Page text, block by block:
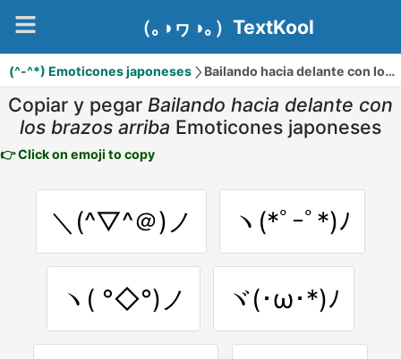
（｡◑ヮ◑｡）TextKool
(^-^*) Emoticones japoneses Bailando hacia delante con los brazos arriba
Copiar y pegar Bailando hacia delante con
los brazos arriba Emoticones japoneses
👉 Click on emoji to copy
＼(^▽^＠)ノ ヽ(*ﾟｰﾟ*)ﾉ
ヽ( °◇°)ノ ヾ(･ω･*)ﾉ